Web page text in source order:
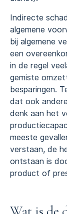
Indirecte
algemene
bij algemene
een
in de regel
gemiste
besparingen.
dat ook
denk aan het
meeste
verstaan, de
ontstaan is
product of